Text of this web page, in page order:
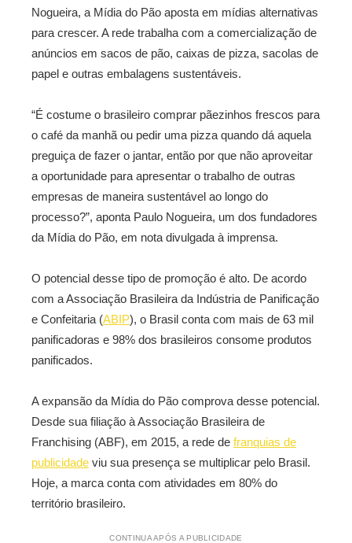
Nogueira, a Mídia do Pão aposta em mídias alternativas
para crescer. A rede trabalha com a comercialização de
anúncios em sacos de pão, caixas de pizza, sacolas de
papel e outras embalagens sustentáveis.
“É costume o brasileiro comprar pãezinhos frescos para
o café da manhã ou pedir uma pizza quando dá aquela
preguiça de fazer o jantar, então por que não aproveitar
a oportunidade para apresentar o trabalho de outras
empresas de maneira sustentável ao longo do
processo?”, aponta Paulo Nogueira, um dos fundadores
da Mídia do Pão, em nota divulgada à imprensa.
O potencial desse tipo de promoção é alto. De acordo
com a Associação Brasileira da Indústria de Panificação
e Confeitaria (ABIP), o Brasil conta com mais de 63 mil
panificadoras e 98% dos brasileiros consome produtos
panificados.
A expansão da Mídia do Pão comprova desse potencial.
Desde sua filiação à Associação Brasileira de
Franchising (ABF), em 2015, a rede de franquias de
publicidade viu sua presença se multiplicar pelo Brasil.
Hoje, a marca conta com atividades em 80% do
território brasileiro.
CONTINUA APÓS A PUBLICIDADE